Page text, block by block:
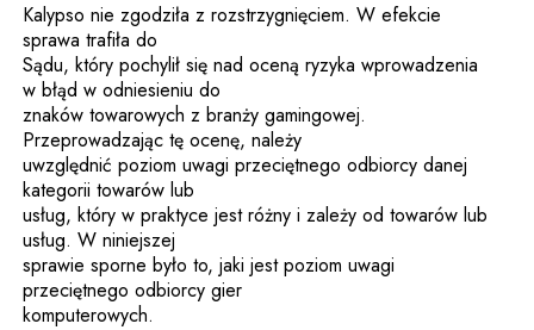
Kalypso nie zgodziła z rozstrzygnięciem. W efekcie
sprawa trafiła do
Sądu, który pochylił się nad oceną ryzyka wprowadzenia
w błąd w odniesieniu do
znaków towarowych z branży gamingowej.
Przeprowadzając tę ocenę, należy
uwzględnić poziom uwagi przeciętnego odbiorcy danej
kategorii towarów lub
usług, który w praktyce jest różny i zależy od towarów lub
usług. W niniejszej
sprawie sporne było to, jaki jest poziom uwagi
przeciętnego odbiorcy gier
komputerowych.